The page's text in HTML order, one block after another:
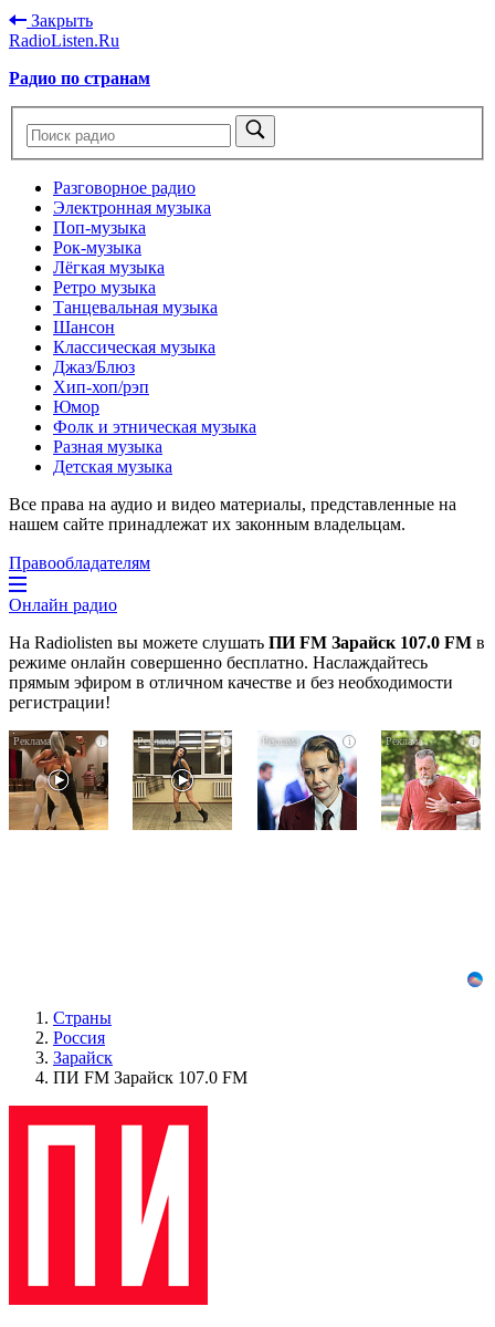
Закрыть
RadioListen.Ru
Радио по странам
Разговорное радио
Электронная музыка
Поп-музыка
Рок-музыка
Лёгкая музыка
Ретро музыка
Танцевальная музыка
Шансон
Классическая музыка
Джаз/Блюз
Хип-хоп/рэп
Юмор
Фолк и этническая музыка
Разная музыка
Детская музыка
Все права на аудио и видео материалы, представленные на
нашем сайте принадлежат их законным владельцам.
Правообладателям
Онлайн радио
На Radiolisten вы можете слушать ПИ FM Зарайск 107.0 FM в
режиме онлайн совершенно бесплатно. Наслаждайтесь
прямым эфиром в отличном качестве и без необходимости
регистрации!
i
Ролик
длится
пару
секунд,
но
i
Ролик
Омска:
будете
i
Взломали
Telegram
Собчак
вот
i
Страны
Россия
Зарайск
ПИ FM Зарайск 107.0 FM